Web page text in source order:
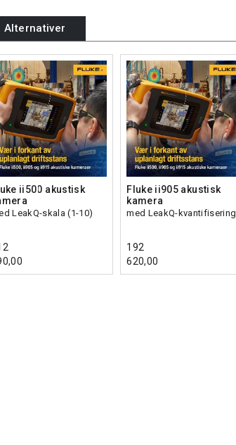
Alternativer
ii500 akustisk
LeakQ-skala (1-10)
Fluke ii905 akustisk
kamera
med LeakQ-kvantifisering
192
620,00